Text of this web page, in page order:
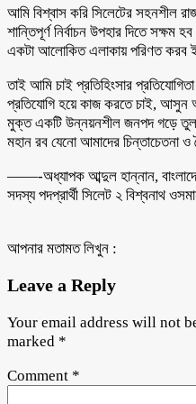
আমি বিশ্বাস করি সিলেটের সহনশীল
শান্তিপূর্ণ নির্বাচন উপহার দিতে সক্ষম
একটা আলোকিত এলাকায় পরিণত করব
তাই আমি চাই প্রতিহিংসার
প্রতিযোগি হয়ে কাজ করতে চাই, আসুন
মুক্ত একটি উন্নয়নশীল জনপদ গড়ে
মহান রব যেনো আমাদের চিন্তাচেতনা
——-অধ্যাপক আব্দুল হান্নান,
সদস্য পদপ্রার্থী সিলেট ২ বিশ্বনাথ
আপনার মতামত লিখুন :
Leave a Reply
Your email address will not
marked *
Comment *